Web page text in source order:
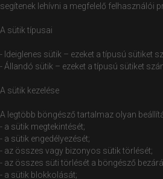
segítenek lehívni a megfelelő felhasználói
A sütik típusai
- Ideiglenes sütik – ezeket a típusú sütiket
- Állandó sütik – ezeket a típusú sütiket
A sütik kezelése
A legtöbb böngésző tartalmaz olyan
- a sütik megtekintését;
- a sütik engedélyezését;
- az összes vagy bizonyos sütik törlését;
- az összes süti törlését a böngésző
- a sütik blokkolását;